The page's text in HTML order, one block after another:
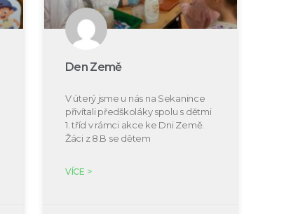
Den Země
V úterý jsme u nás na Sekanince
přivítali předškoláky spolu s dětmi
1. tříd v rámci akce ke Dni Země.
Žáci z 8.B se dětem
VÍCE >